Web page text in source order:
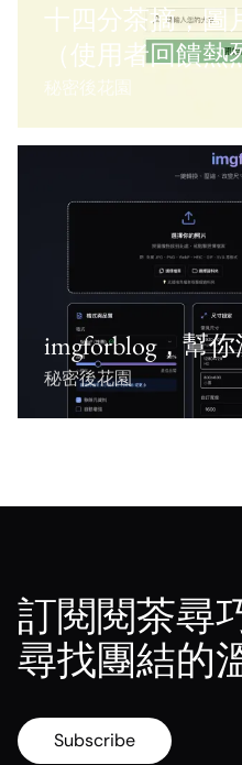
十四分茶摘，圖
（使用者回饋熱
秘密後花園
imgforblog，幫
秘密後花園
訂閱閱茶尋
尋找團結的
Subscribe